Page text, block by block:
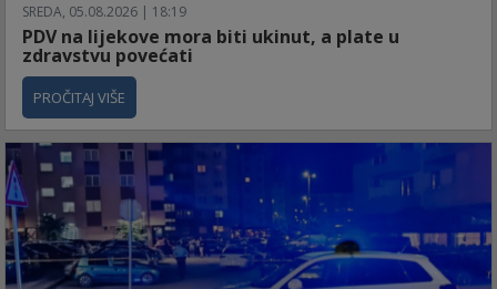
SREDA, 05.08.2026 | 18:19
PDV na lijekove mora biti ukinut, a plate u
zdravstvu povećati
PROČITAJ VIŠE